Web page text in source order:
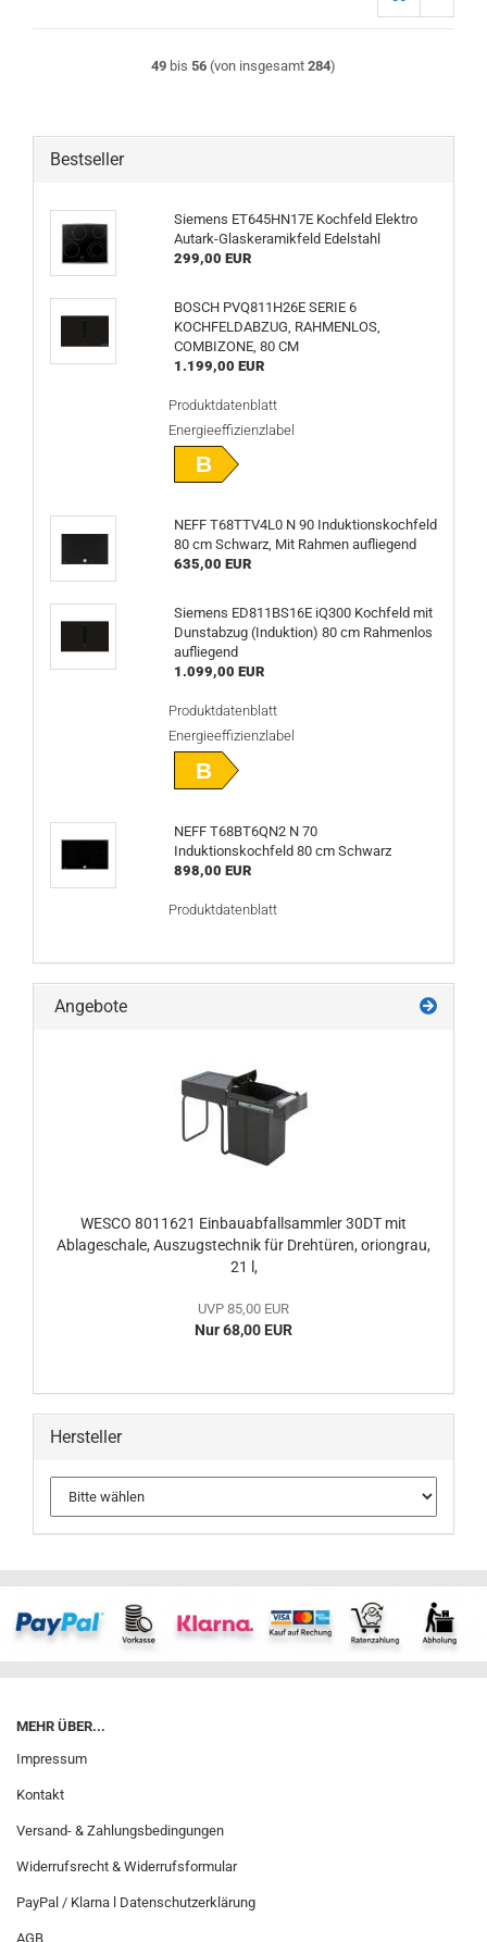
49 bis 56 (von insgesamt 284)
Bestseller
Siemens ET645HN17E Kochfeld Elektro
Autark-Glaskeramikfeld Edelstahl
299,00 EUR
BOSCH PVQ811H26E SERIE 6
KOCHFELDABZUG, RAHMENLOS,
COMBIZONE, 80 CM
1.199,00 EUR
Produktdatenblatt
Energieeffizienzlabel
B
NEFF T68TTV4L0 N 90 Induktionskochfeld
80 cm Schwarz, Mit Rahmen aufliegend
635,00 EUR
Siemens ED811BS16E iQ300 Kochfeld mit
Dunstabzug (Induktion) 80 cm Rahmenlos
aufliegend
1.099,00 EUR
Produktdatenblatt
Energieeffizienzlabel
B
NEFF T68BT6QN2 N 70
Induktionskochfeld 80 cm Schwarz
898,00 EUR
Produktdatenblatt
Angebote
WESCO 8011621 Einbauabfallsammler 30DT mit
Ablageschale, Auszugstechnik für Drehtüren, oriongrau,
21 l,
UVP 85,00 EUR
Nur 68,00 EUR
Hersteller
MEHR ÜBER...
Impressum
Kontakt
Versand- & Zahlungsbedingungen
Widerrufsrecht & Widerrufsformular
PayPal / Klarna l Datenschutzerklärung
AGB